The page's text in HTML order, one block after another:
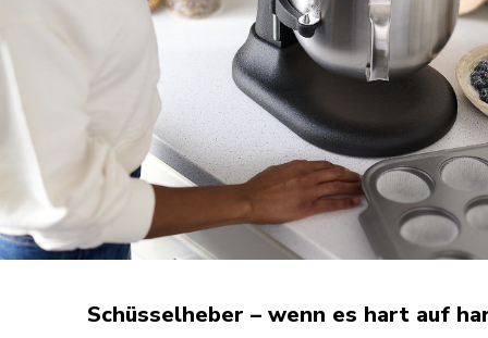
Schüsselheber – wenn es hart auf